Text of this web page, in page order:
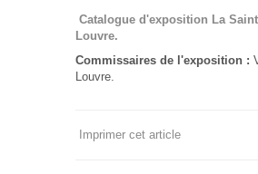
Catalogue d'exposition La
Louvre.
Commissaires de l'exposition :
Louvre.
Imprimer cet article